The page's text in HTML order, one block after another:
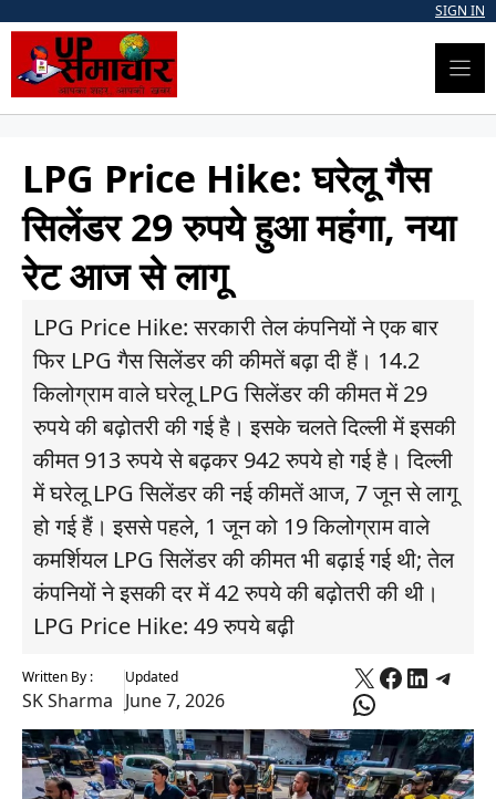
content
SIGN IN
LPG Price Hike: घरेलू गैस
सिलेंडर 29 रुपये हुआ महंगा, नया
रेट आज से लागू
LPG Price Hike: सरकारी तेल कंपनियों ने एक बार
फिर LPG गैस सिलेंडर की कीमतें बढ़ा दी हैं। 14.2
किलोग्राम वाले घरेलू LPG सिलेंडर की कीमत में 29
रुपये की बढ़ोतरी की गई है। इसके चलते दिल्ली में इसकी
कीमत 913 रुपये से बढ़कर 942 रुपये हो गई है। दिल्ली
में घरेलू LPG सिलेंडर की नई कीमतें आज, 7 जून से लागू
हो गई हैं। इससे पहले, 1 जून को 19 किलोग्राम वाले
कमर्शियल LPG सिलेंडर की कीमत भी बढ़ाई गई थी; तेल
कंपनियों ने इसकी दर में 42 रुपये की बढ़ोतरी की थी।
LPG Price Hike: 49 रुपये बढ़ी
Written By :
SK Sharma
Updated
June 7, 2026
X Facebook
WhatsApp